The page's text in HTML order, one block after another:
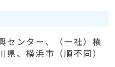
センター、（一社）横
、横浜市（順不同）